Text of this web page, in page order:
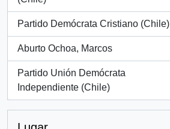
Partido Demócrata Cristiano (Chile)
, 1 resultados
Aburto Ochoa, Marcos
, 1 resultados
Partido Unión Demócrata
Independiente (Chile)
, 1 resultados